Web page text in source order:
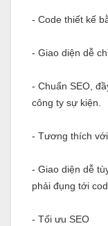
- Code thiết kế
- Giao diện dễ
- Chuẩn SEO,
công ty sự kiện.
- Tương thích
- Giao diện dễ
phải đụng tới
- Tối ưu SEO